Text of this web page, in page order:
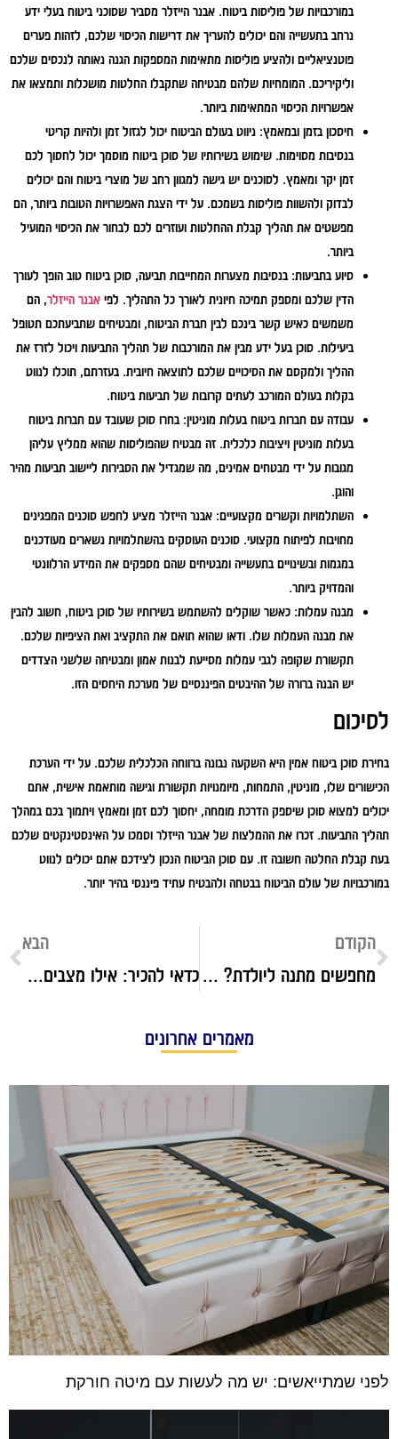
במורכבויות של פוליסות ביטוח. אבנר הייזלר מסביר שסוכני ביטוח בעלי ידע
נרחב בתעשייה והם יכולים להעריך את דרישות הכיסוי שלכם, לזהות פערים
פוטנציאליים ולהציע פוליסות מתאימות המספקות הגנה נאותה לנכסים שלכם
וליקיריכם. המומחיות שלהם מבטיחה שתקבלו החלטות מושכלות ותמצאו את
אפשרויות הכיסוי המתאימות ביותר.
חיסכון בזמן ובמאמץ: ניווט בעולם הביטוח יכול לגזול זמן ולהיות קריטי
בנסיבות מסוימות. שימוש בשירותיו של סוכן ביטוח מוסמך יכול לחסוך לכם
זמן יקר ומאמץ. לסוכנים יש גישה למגוון רחב של מוצרי ביטוח והם יכולים
לבדוק ולהשוות פוליסות בשמכם. על ידי הצגת האפשרויות הטובות ביותר, הם
מפשטים את תהליך קבלת ההחלטות ועוזרים לכם לבחור את הכיסוי המועיל
ביותר.
סיוע בתביעות: בנסיבות מצערות המחייבות תביעה, סוכן ביטוח טוב הופך לעורך
הדין שלכם ומספק תמיכה חיונית לאורך כל התהליך. לפי אבנר הייזלר, הם
משמשים כאיש קשר בינכם לבין חברת הביטוח, ומבטיחים שתביעתכם תטופל
ביעילות. סוכן בעל ידע מבין את המורכבות של תהליך התביעות ויכול לזרז את
ההליך ולמקסם את הסיכויים שלכם לתוצאה חיובית. בעזרתם, תוכלו לנווט
בקלות בעולם המורכב לעתים קרובות של תביעות ביטוח.
עבודה עם חברות ביטוח בעלות מוניטין: בחרו סוכן שעובד עם חברות ביטוח
בעלות מוניטין ויציבות כלכלית. זה מבטיח שהפוליסות שהוא ממליץ עליהן
מגובות על ידי מבטחים אמינים, מה שמגדיל את הסבירות ליישוב תביעות מהיר
והוגן.
השתלמויות וקשרים מקצועיים: אבנר הייזלר מציע לחפש סוכנים המפגינים
מחויבות לפיתוח מקצועי. סוכנים העוסקים בהשתלמויות נשארים מעודכנים
במגמות ובשינויים בתעשייה ומבטיחים שהם מספקים את המידע הרלוונטי
והמדויק ביותר.
מבנה עמלות: כאשר שוקלים להשתמש בשירותיו של סוכן ביטוח, חשוב להבין
את מבנה העמלות שלו. ודאו שהוא תואם את התקציב ואת הציפיות שלכם.
תקשורת שקופה לגבי עמלות מסייעת לבנות אמון ומבטיחה שלשני הצדדים
יש הבנה ברורה של ההיבטים הפיננסיים של מערכת היחסים הזו.
לסיכום
בחירת סוכן ביטוח אמין היא השקעה נבונה ברווחה הכלכלית שלכם. על ידי הערכת
הכישורים שלו, מוניטין, התמחות, מיומנויות תקשורת וגישה מותאמת אישית, אתם
יכולים למצוא סוכן שיספק הדרכת מומחה, יחסוך לכם זמן ומאמץ ויתמוך בכם במהלך
תהליך התביעות. זכרו את ההמלצות של אבנר הייזלר וסמכו על האינסטינקטים שלכם
בעת קבלת החלטה חשובה זו. עם סוכן הביטוח הנכון לצידכם אתם יכולים לנווט
במורכבויות של עולם הביטוח בבטחה ולהבטיח עתיד פיננסי בהיר יותר.
הקודם
מחפשים מתנה ליולדת? הינה כמה רעיונות מושלמים
הבא
כדאי להכיר: אילו מצבים מגדירים היריון בסיכון גבוה?
מאמרים אחרונים
לפני שמתייאשים: יש מה לעשות עם מיטה חורקת